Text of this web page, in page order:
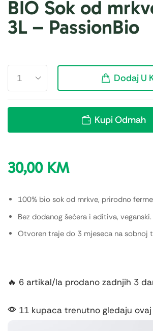
BIO Sok od
3L – PassionBio
Dodaj U
Kupi Odmah
30,00 KM
100% bio sok od mrkve, prirodno
Bez dodanog šećera i aditiva, veganski.
Otvoren traje do 3 mjeseca na sobnoj
🔥 6 artikal/la prodano zadnjih 3
11 kupaca trenutno gledaju